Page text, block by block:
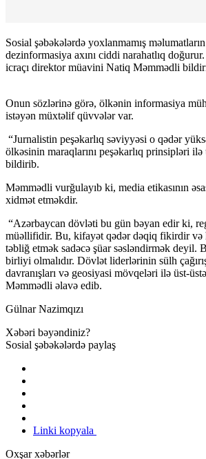
Sosial şəbəkələrdə yoxlanmamış
dezinformasiya axını ciddi narahatlıq
icraçı direktor müavini Natiq Məmmədli
Onun sözlərinə görə, ölkənin informasiya
istəyən müxtəlif qüvvələr var.
“Jurnalistin peşəkarlıq səviyyəsi o qədər
ölkəsinin maraqlarını peşəkarlıq prinsipləri
bildirib.
Məmmədli vurğulayıb ki, media etikasının
xidmət etməkdir.
“Azərbaycan dövləti bu gün bəyan edir ki,
müəllifidir. Bu, kifayət qədər dəqiq fikirdir və
təbliğ etmək sadəcə şüar səsləndirmək deyil.
birliyi olmalıdır. Dövlət liderlərinin sülh
davranışları və geosiyasi mövqeləri ilə üst-
Məmmədli əlavə edib.
Gülnar Nazimqızı
Xəbəri bəyəndiniz?
Sosial şəbəkələrdə paylaş
Linki kopyala
Oxşar xəbərlər